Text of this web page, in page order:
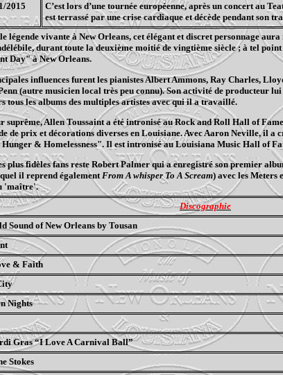
2015
C’est lors d’une tournée européenne, après un concert au
est terrassé par une crise cardiaque et décède pendant son
légende vivante à NewOrleans, cet élégant et discret personnage
durant toute la deuxième moitié de vingtième siècle ; à tel
Day" à NewOrleans.
influences furent les pianistes AlbertAmmons, Ray Charles,
(autre musicien local très peu connu). Son activité de producteur
tous les albums des multiples artistes avec qui il a travaillé.
suprême, Allen Toussaint a été intronisé au Rock and Roll Hall ofFame
de prix et décorations diverses en Louisiane. Avec Aaron Neville, il a
Hunger& Homelessness". Il est intronisé au Louisiana Music Hallof
plus fidèles fans reste Robert Palmer qui a enregistré son premier
il reprend égalementFromA whisperTo A Scream) avec les Meters
'maître'.
Discographie
Sound of New Orleans by Tousan
& Faith
Nights
Gras “I Love A Carnival Ball”
Stokes